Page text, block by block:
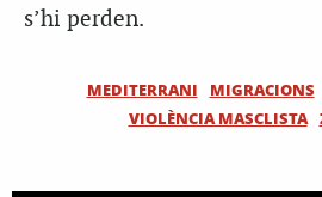
s’hi perden.
MEDITERRANI MIGRACIONS
VIOLÈNCIA MASCLISTA